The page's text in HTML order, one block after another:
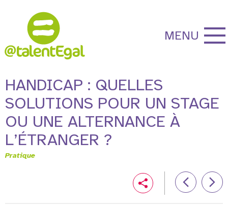
MENU
HANDICAP : QUELLES
SOLUTIONS POUR UN STAGE
OU UNE ALTERNANCE À
L’ÉTRANGER ?
Pratique